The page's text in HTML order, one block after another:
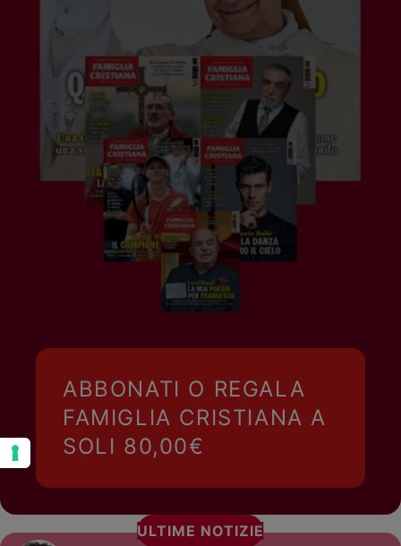
ABBONATI O REGALA
FAMIGLIA CRISTIANA A
SOLI 80,00€
ULTIME NOTIZIE